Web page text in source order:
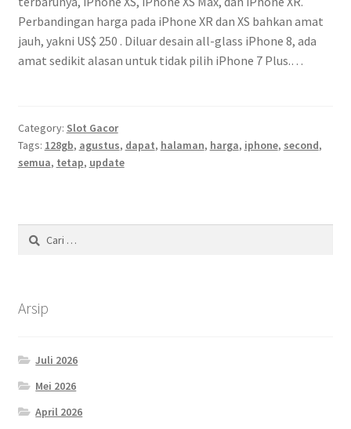
Perbandingan harga pada iPhone XR dan XS bahkan amat
jauh, yakni US$ 250 . Diluar desain all-glass iPhone 8, ada
amat sedikit alasan untuk tidak pilih iPhone 7 Plus.…
Category: Slot Gacor
Tags: 128gb, agustus, dapat, halaman, harga, iphone, second,
semua, tetap, update
Cari
untuk:
Arsip
Juli 2026
Mei 2026
April 2026